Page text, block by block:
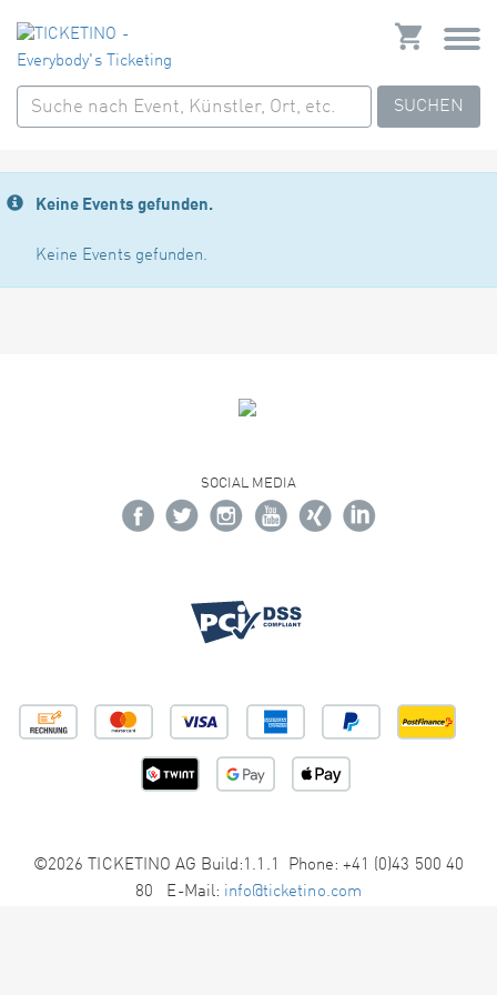
SUCHEN
Keine Events gefunden.
Keine Events gefunden.
SOCIAL MEDIA
©2026 TICKETINO AG Build:1.1.1 Phone: +41 (0)43 500 40
80 E-Mail: info@ticketino.com